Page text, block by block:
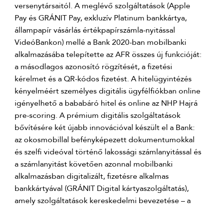
versenytársaitól. A meglévő szolgáltatások (Apple
Pay és GRÁNIT Pay, exkluzív Platinum bankkártya,
állampapír vásárlás értékpapírszámla-nyitással
VideóBankon) mellé a Bank 2020-ban mobilbanki
alkalmazásába telepítette az AFR összes új funkcióját:
a másodlagos azonosító rögzítését, a fizetési
kérelmet és a QR-kódos fizetést. A hitelügyintézés
kényelméért személyes digitális ügyfélfiókban online
igényelhető a bababáró hitel és online az NHP Hajrá
pre-scoring. A prémium digitális szolgáltatások
bővítésére két újabb innovációval készült el a Bank:
az okosmobillal befényképezett dokumentumokkal
és szelfi videóval történő lakossági számlanyitással és
a számlanyitást követően azonnal mobilbanki
alkalmazásban digitalizált, fizetésre alkalmas
bankkártyával (GRÁNIT Digital kártyaszolgáltatás),
amely szolgáltatások kereskedelmi bevezetése – a